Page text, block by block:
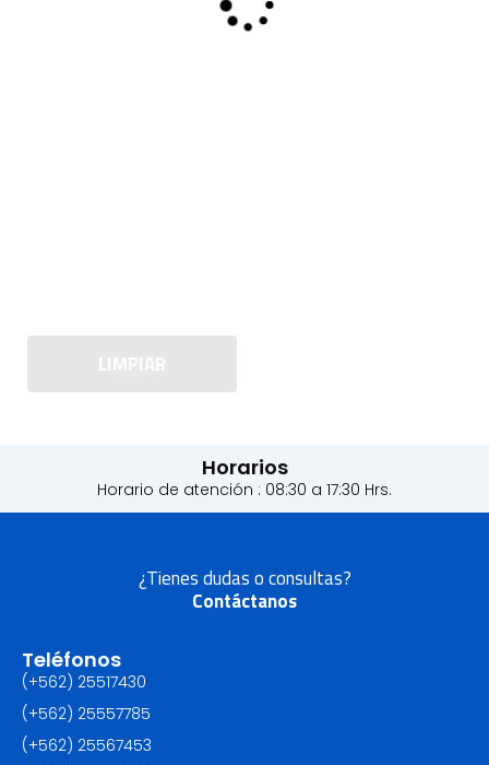
LIMPIAR
Horarios
Horario de atención : 08:30 a 17:30 Hrs.
¿Tienes dudas o consultas?
Contáctanos
Teléfonos
(+562) 25517430‬
(+562) 25557785
(+562) 25567453‬